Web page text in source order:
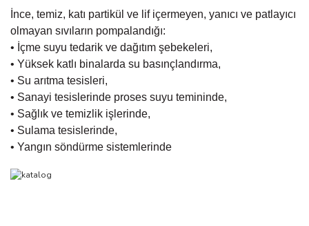
İnce, temiz, katı partikül ve lif içermeyen, yanıcı ve patlayıcı
olmayan sıvıların pompalandığı:
• İçme suyu tedarik ve dağıtım şebekeleri,
• Yüksek katlı binalarda su basınçlandırma,
• Su arıtma tesisleri,
• Sanayi tesislerinde proses suyu temininde,
• Sağlık ve temizlik işlerinde,
• Sulama tesislerinde,
• Yangın söndürme sistemlerinde